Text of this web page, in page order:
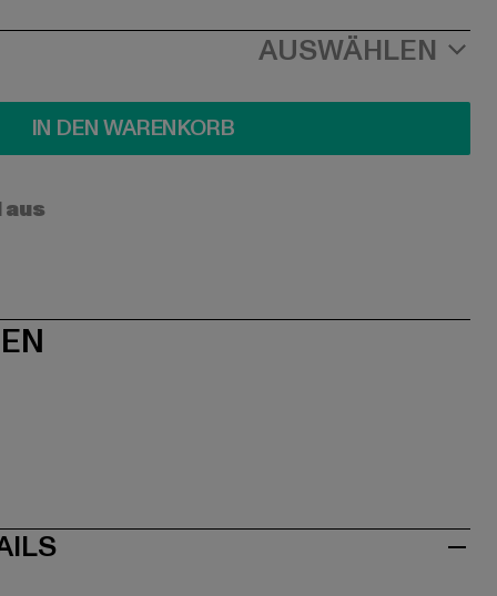
AUSWÄHLEN
IN DEN WARENKORB